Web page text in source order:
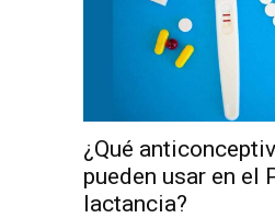
¿Qué
pueden usar en el
lactancia?